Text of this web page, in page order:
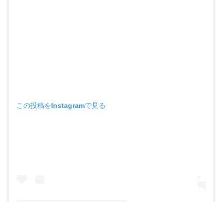
この投稿をInstagramで見る